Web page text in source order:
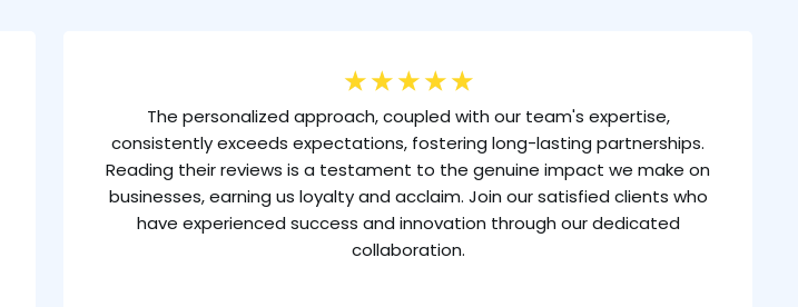
★ ★ ★ ★ ★
The personalized approach, coupled with our team's expertise,
consistently exceeds expectations, fostering long-lasting partnerships.
Reading their reviews is a testament to the genuine impact we make on
businesses, earning us loyalty and acclaim. Join our satisfied clients who
have experienced success and innovation through our dedicated
collaboration.